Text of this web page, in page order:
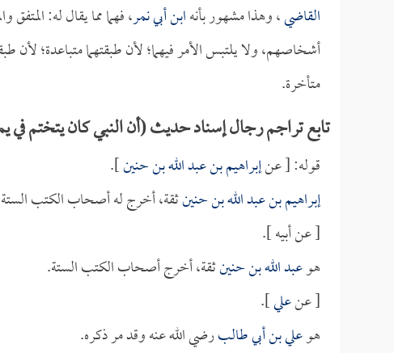
القاضي، وهذا مشهور بأنهابن أبي نمر، فهما مما يقال له:
أشخاصهم، ولا يلتبس الأمر فيهما؛ لأن طبقتهما متباعدة؛ لأن
متأخرة.
تابع تراجم رجال إسناد حديث (أن النبي كان يتختم في
قوله: [ عنإبراهيم بن عبد الله بن حنين].
إبراهيم بن عبد الله بن حنينثقة، أخرج له أصحاب الكتب
[ عن أبيه ].
هوعبد الله بن حنينثقة، أخرج أصحاب الكتب الستة.
[ عنعلي].
هوعلي بن أبي طالبرضي الله عنه وقد مر ذكره.